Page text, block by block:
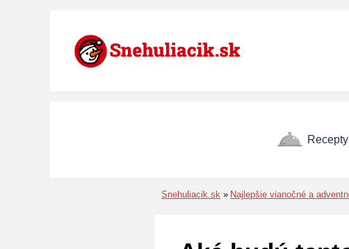
Recepty
Snehuliacik.sk Najlepšie vianočné a